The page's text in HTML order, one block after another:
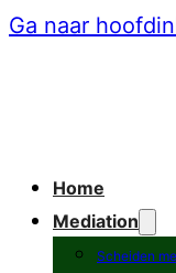
Ga naar
Home
Mediation
Scheiden